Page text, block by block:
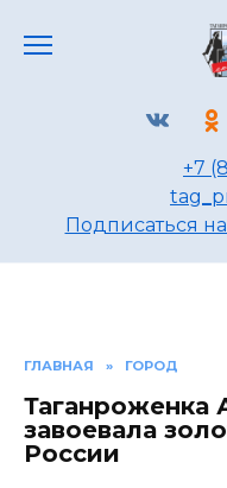
+7
Подписаться
ГЛАВНАЯ » ГОРОД
Таганроженка
завоевала
России